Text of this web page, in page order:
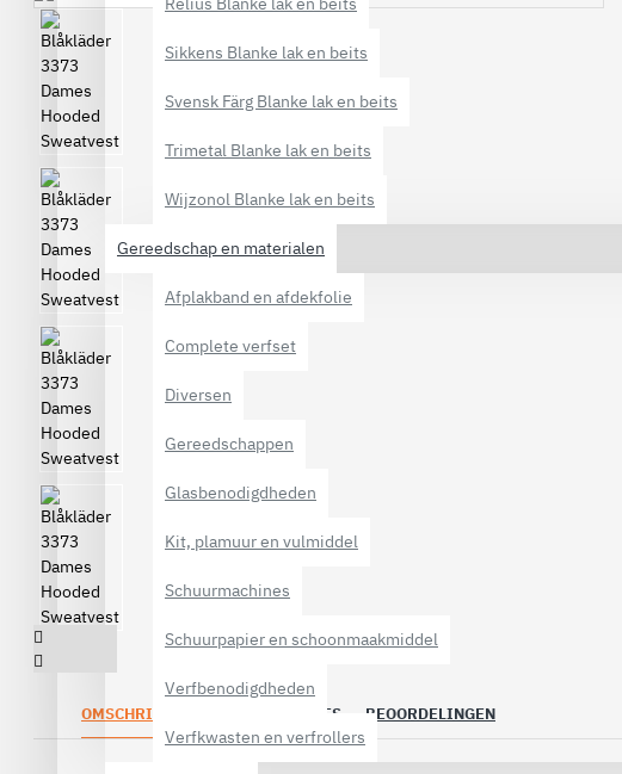
Sikkens Blanke lak en beits
Svensk Färg Blanke lak en beits
Trimetal Blanke lak en beits
Wijzonol Blanke lak en beits
Gereedschap en materialen
Afplakband en afdekfolie
Complete verfset
Diversen
Gereedschappen
Glasbenodigdheden
Kit, plamuur en vulmiddel
Schuurmachines
Schuurpapier en schoonmaakmiddel
Verfbenodigdheden
Verfkwasten en verfrollers
OMSCHRIJVING SPECIFICATIES BEOORDELINGEN